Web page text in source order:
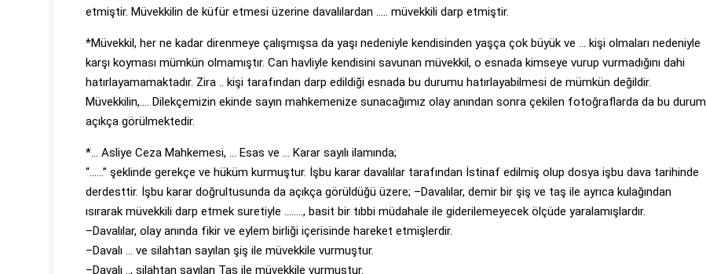
etmiştir. Müvekkilin de küfür etmesi üzerine davalılardan ….. müvekkili darp etmiştir.
*Müvekkil, her ne kadar direnmeye çalışmışsa da yaşı nedeniyle kendisinden yaşça çok büyük ve … kişi olmaları nedeniyle
karşı koyması mümkün olmamıştır. Can havliyle kendisini savunan müvekkil, o esnada kimseye vurup vurmadığını dahi
hatırlayamamaktadır. Zira .. kişi tarafından darp edildiği esnada bu durumu hatırlayabilmesi de mümkün değildir.
Müvekkilin,…. Dilekçemizin ekinde sayın mahkemenize sunacağımız olay anından sonra çekilen fotoğraflarda da bu durum
açıkça görülmektedir.
*… Asliye Ceza Mahkemesi, … Esas ve … Karar sayılı ilamında;
“……” şeklinde gerekçe ve hüküm kurmuştur. İşbu karar davalılar tarafından İstinaf edilmiş olup dosya işbu dava tarihinde
derdesttir. İşbu karar doğrultusunda da açıkça görüldüğü üzere; –Davalılar, demir bir şiş ve taş ile ayrıca kulağından
ısırarak müvekkili darp etmek suretiyle …….., basit bir tıbbi müdahale ile giderilemeyecek ölçüde yaralamışlardır.
–Davalılar, olay anında fikir ve eylem birliği içerisinde hareket etmişlerdir.
–Davalı … ve silahtan sayılan şiş ile müvekkile vurmuştur.
–Davalı .., silahtan sayılan Taş ile müvekkile vurmuştur.